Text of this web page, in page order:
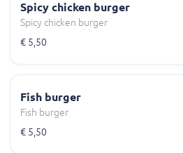
Spicy chicken burger
Spicy chicken burger
€ 5,50
Fish burger
Fish burger
€ 5,50